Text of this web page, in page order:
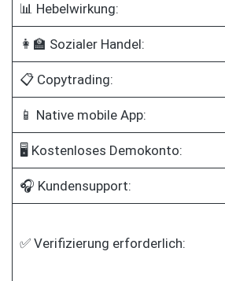
📊 Hebelwirkung:
👩‍🏫 Sozialer Handel:
📋 Copytrading:
📱 Native mobile App:
🖥️ Kostenloses Demokonto:
🎧 Kundensupport:
✅ Verifizierung erforderlich: